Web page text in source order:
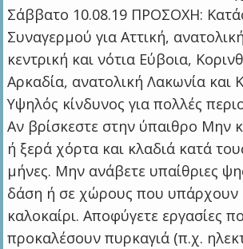
Σάββατο 10.08.19 ΠΡΟΣΟΧΗ:
Συναγερμού για Αττική,
κεντρική και νότια Εύβοια,
Αρκαδία, ανατολική Λακωνία και
Υψηλός κίνδυνος για πολλές
Αν βρίσκεστε στην ύπαιθρο Μην
ή ξερά χόρτα και κλαδιά κατά
μήνες. Μην ανάβετε υπαίθριες
δάση ή σε χώρους που υπάρχουν
καλοκαίρι. Αποφύγετε εργασίες
προκαλέσουν πυρκαγιά (π.χ.